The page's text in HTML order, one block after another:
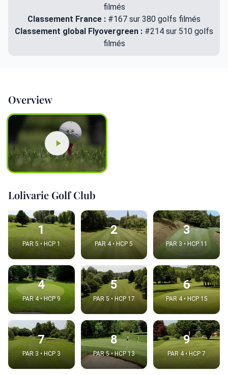
filmés
Classement France : #167 sur 380 golfs filmés
Classement global Flyovergreen : #214 sur 510 golfs
filmés
Overview
Lolivarie Golf Club
1
PAR 5 • HCP 1
2
PAR 4 • HCP 5
3
PAR 3 • HCP 11
4
PAR 4 • HCP 9
5
PAR 5 • HCP 17
6
PAR 4 • HCP 15
7
PAR 3 • HCP 3
8
PAR 5 • HCP 13
9
PAR 4 • HCP 7